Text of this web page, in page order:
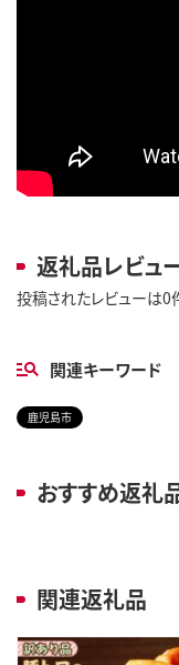
返礼品レビュ
投稿されたレビューは0
関連キーワード
鹿児島市
おすすめ返礼
関連返礼品